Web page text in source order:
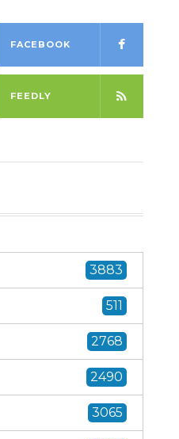
FACEBOOK
FEEDLY
3883
511
2768
2490
3065